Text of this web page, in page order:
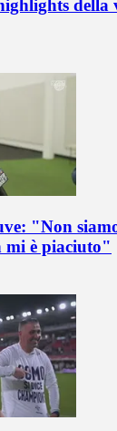
della
"Non
mi è piaciuto"